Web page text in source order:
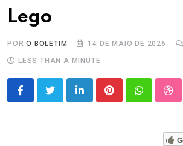
Lego
PORO BOLETIM 14 DE MAIO DE 2026
LESS THAN A MINUTE
LinkedInPinterestWhatsapp